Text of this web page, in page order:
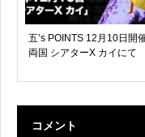
五’s POINTS 12月10日開
両国 シアターX カイにて
コメント